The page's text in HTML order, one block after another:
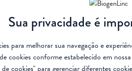
Sua privacidade é
para melhorar sua navegação e
cookies conforme estabelecido em nossa
cookies" para gerenciar diferentes
capacidades que
o teclado (26%). Segundo a
16% buscam melhorias na
não, melhora a qualidade de